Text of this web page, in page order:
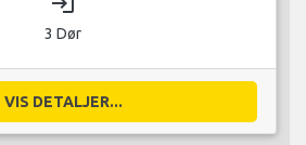
3 Dør
VIS DETALJER...